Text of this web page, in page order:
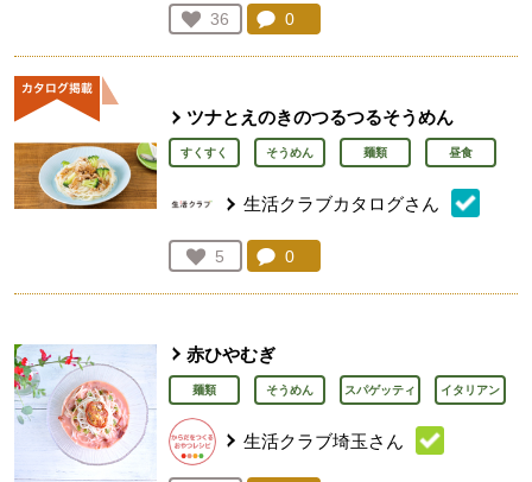
お気に入り登録：
36
人が登録
コメント：
0
ツナとえのきのつるつるそうめん
すくすく そうめん 麺類 昼食
生活クラブカタログさん
お気に入り登録：
5
人が登録
コメント：
0
赤ひやむぎ
麺類 そうめん スパゲッティ イタリアン
生活クラブ埼玉さん